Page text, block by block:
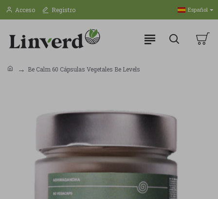
Acceso Registro Español
Be Calm 60 Cápsulas Vegetales Be Levels